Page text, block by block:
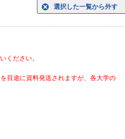
ください。
目途に資料発送されますが、各大学の
選択した一覧から外す